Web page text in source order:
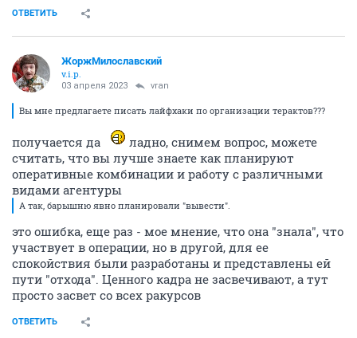
ОТВЕТИТЬ
ЖоржМилославский
v.i.p.
03 апреля 2023 vran
Вы мне предлагаете писать лайфхаки по организации терактов???
получается да
ладно, снимем вопрос, можете
считать, что вы лучше знаете как планируют
оперативные комбинации и работу с различными
видами агентуры
А так, барышню явно планировали "вывести".
это ошибка, еще раз - мое мнение, что она "знала", что
участвует в операции, но в другой, для ее
спокойствия были разработаны и представлены ей
пути "отхода". Ценного кадра не засвечивают, а тут
просто засвет со всех ракурсов
ОТВЕТИТЬ